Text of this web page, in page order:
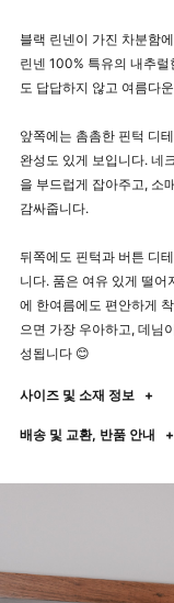
블랙 린넨이 가진 차분함
린넨 100% 특유의 내추
도 답답하지 않고 여름다
앞쪽에는 촘촘한 핀턱 디
완성도 있게 보입니다. 네
을 부드럽게 잡아주고, 소
감싸줍니다.
뒤쪽에도 핀턱과 버튼 디
니다. 품은 여유 있게 떨어
에 한여름에도 편안하게
으면 가장 우아하고, 데님
성됩니다 😊
사이즈 및 소재 정보 +
배송 및 교환, 반품 안내 +